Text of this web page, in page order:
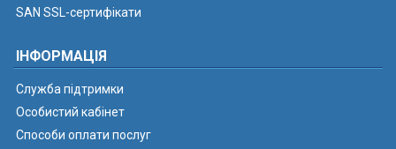
SAN SSL-сертифікати
ІНФОРМАЦІЯ
Служба підтримки
Особистий кабінет
Способи оплати послуг